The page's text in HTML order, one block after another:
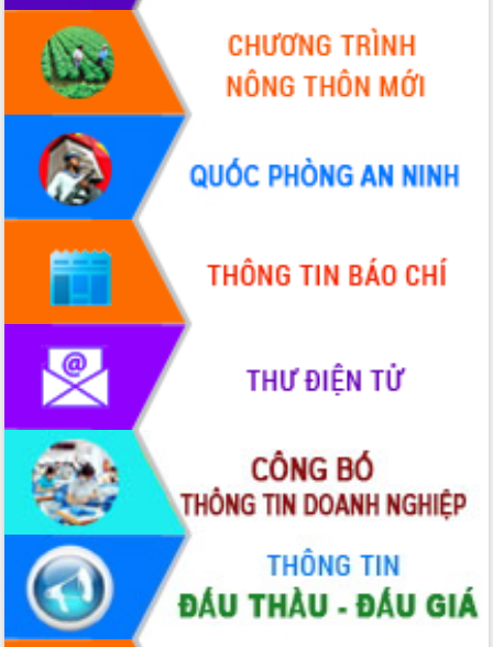
Gặp mặt các cơ quan báo chí nhân Kỷ
niệm 101 năm Ngày Báo chí Cách
mạng Việt Nam
Đắk Lắk sơ kết 4 năm triển khai thực
hiện Đề án 06 của Chính phủ
Họp báo thông tin về Hội nghị Công bố
Quy hoạch và Xúc tiến đầu tư tỉnh Đắk
Lắk
Khơi thông điểm nghẽn, đẩy nhanh
giải ngân vốn khắc phục thiên tai
HĐND tỉnh thông qua điều chỉnh Quy
hoạch tỉnh thời kỳ 2021-2030
Hội thảo góp ý hồ sơ điều chỉnh quy
hoạch tỉnh Đắk Lắk thời kỳ 2021-2030,
tầm nhìn đến năm 2050
Nâng cao hiệu quả hoạt động của các
doanh nghiệp nhà nước
Hội nghị triển khai kết nối mạng
truyền số liệu chuyên dùng phục vụ cơ
quan Đảng, Nhà nước
Lễ phát động chuỗi hoạt động chung
tay làm sạch môi trường
Xã Ea Kar bước chuyển mình trong
công tác cải cách hành chính mô hình
mới
UBND tỉnh họp báo định kỳ tháng 4
năm 2026